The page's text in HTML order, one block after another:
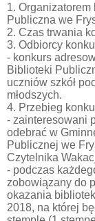
1.
Publiczna we
2. Czas trwania
3. Odbiorcy
- konkurs
Biblioteki
uczniów szkół
młodszych.
4. Przebieg
- zainteresowani
odebrać w
Publicznej we
Czytelnika
- podczas
zobowiązany do
okazania
2018, na której